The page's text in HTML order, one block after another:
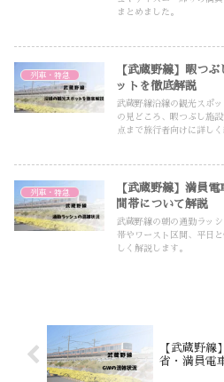
まとめました。
列車・特急
【武蔵野線】暇つ
ットを徹底解説
武蔵野線沿線の観光スポ
の見どころ、暇つぶし施
点まで旅行者向けに詳しく
列車・特急
【武蔵野線】満員
間帯について解説
武蔵野線の朝の通勤ラッ
帯やワースト区間、平日
しく解説します。
【武蔵野
省・満員電